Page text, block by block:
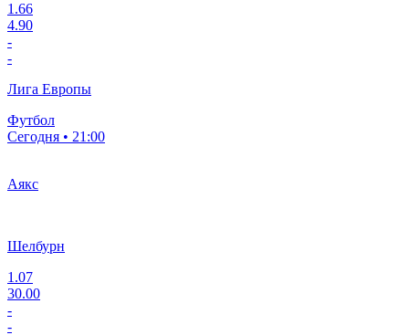
1.66
4.90
-
-
Лига Европы
Футбол
Сегодня • 21:00
Аякс
Шелбурн
1.07
30.00
-
-